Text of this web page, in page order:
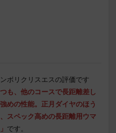
ボリクリスエスの評価です
も、他のコースで長距離差し
めの性能。 正月ダイヤのほう
スペック高めの長距離用ウマ
」 です。